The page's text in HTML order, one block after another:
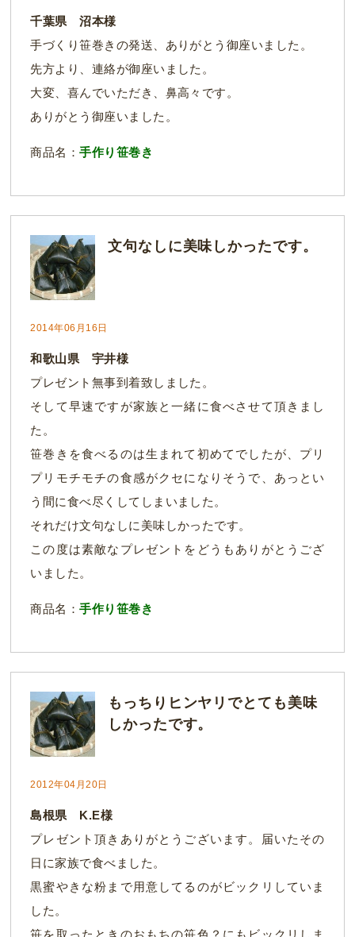
千葉県 沼本様
手づくり笹巻きの発送、ありがとう御座いました。
先方より、連絡が御座いました。
大変、喜んでいただき、鼻高々です。
ありがとう御座いました。
商品名：手作り笹巻き
文句なしに美味しかったです。
2014年06月16日
和歌山県 宇井様
プレゼント無事到着致しました。
そして早速ですが家族と一緒に食べさせて頂きまし
た。
笹巻きを食べるのは生まれて初めてでしたが、プリ
プリモチモチの食感がクセになりそうで、あっとい
う間に食べ尽くしてしまいました。
それだけ文句なしに美味しかったです。
この度は素敵なプレゼントをどうもありがとうござ
いました。
商品名：手作り笹巻き
もっちりヒンヤリでとても美味
しかったです。
2012年04月20日
島根県 K.E様
プレゼント頂きありがとうございます。届いたその
日に家族で食べました。
黒蜜やきな粉まで用意してるのがビックリしていま
した。